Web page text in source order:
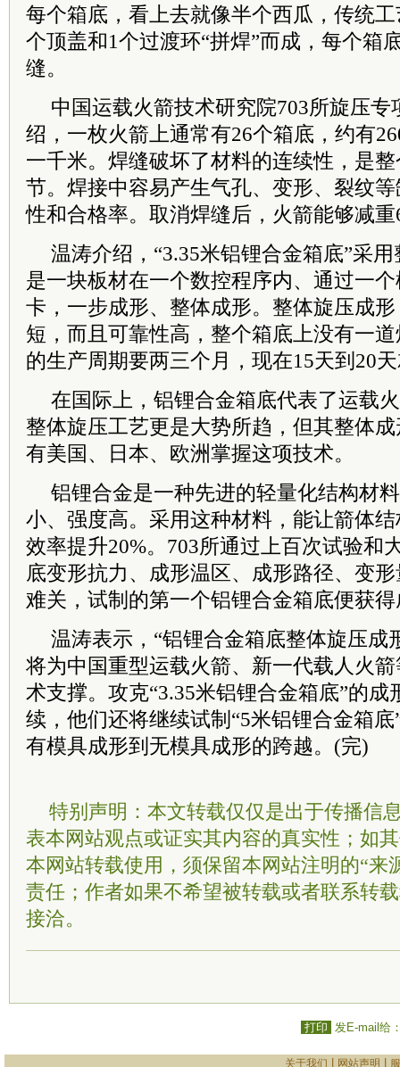
每个箱底，看上去就像半个西瓜，传统
个顶盖和1个过渡环“拼焊”而成，每个箱
缝。
中国运载火箭技术研究院703所旋压
绍，一枚火箭上通常有26个箱底，约有
一千米。焊缝破坏了材料的连续性，是
节。焊接中容易产生气孔、变形、裂纹
性和合格率。取消焊缝后，火箭能够减
温涛介绍，“3.35米铝锂合金箱底”采
是一块板材在一个数控程序内、通过一
卡，一步成形、整体成形。整体旋压成
短，而且可靠性高，整个箱底上没有一
的生产周期要两三个月，现在15天到20
在国际上，铝锂合金箱底代表了运载
整体旋压工艺更是大势所趋，但其整体
有美国、日本、欧洲掌握这项技术。
铝锂合金是一种先进的轻量化结构材
小、强度高。采用这种材料，能让箭体
效率提升20%。703所通过上百次试验和
底变形抗力、成形温区、成形路径、变
难关，试制的第一个铝锂合金箱底便获
温涛表示，“铝锂合金箱底整体旋压成
将为中国重型运载火箭、新一代载人火
术支撑。攻克“3.35米铝锂合金箱底”的
续，他们还将继续试制“5米铝锂合金箱
有模具成形到无模具成形的跨越。(完)
特别声明：本文转载仅仅是出于传播信
表本网站观点或证实其内容的真实性；如
本网站转载使用，须保留本网站注明的“来
责任；作者如果不希望被转载或者联系转
接洽。
打印 发E-mail给
关于我们 网站声明